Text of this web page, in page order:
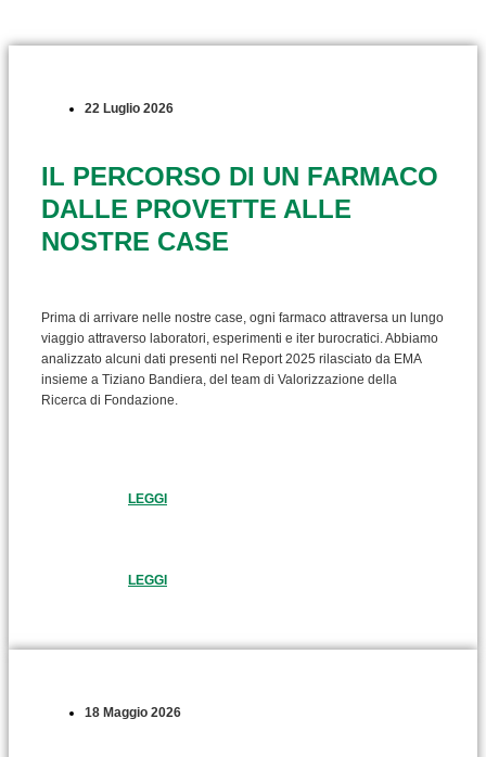
22 Luglio 2026
IL PERCORSO DI UN FARMACO
DALLE PROVETTE ALLE
NOSTRE CASE
Prima di arrivare nelle nostre case, ogni farmaco attraversa un lungo
viaggio attraverso laboratori, esperimenti e iter burocratici. Abbiamo
analizzato alcuni dati presenti nel Report 2025 rilasciato da EMA
insieme a Tiziano Bandiera, del team di Valorizzazione della
Ricerca di Fondazione.
LEGGI
LEGGI
18 Maggio 2026